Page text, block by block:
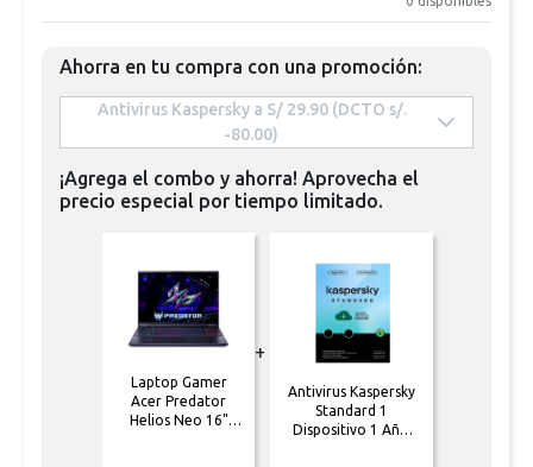
Ahorra en tu compra con una promoción:
Antivirus Kaspersky a S/ 29.90 (DCTO s/.
¡Agrega el combo y ahorra! Aprovecha el
precio especial por tiempo limitado.
Laptop Gamer
Acer Predator
Helios Neo 16"
+
Antivirus Kaspersky
Standard 1
Dispositivo 1 Año